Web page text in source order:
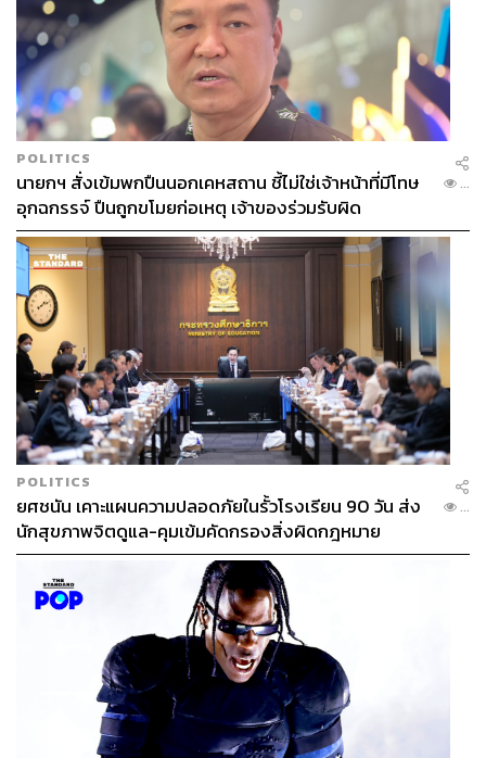
POLITICS
นายกฯ สั่งเข้มพกปืนนอกเคหสถาน ชี้ไม่ใช่เจ้าหน้าที่มีโทษ
อุกฉกรรจ์ ปืนถูกขโมยก่อเหตุ เจ้าของร่วมรับผิด
...
POLITICS
ยศชนัน เคาะแผนความปลอดภัยในรั้วโรงเรียน 90 วัน ส่ง
นักสุขภาพจิตดูแล-คุมเข้มคัดกรองสิ่งผิดกฎหมาย
...